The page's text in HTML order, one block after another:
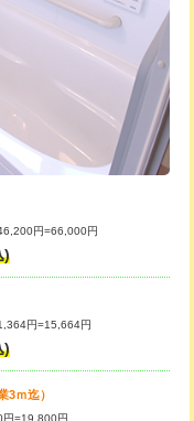
33,000円
8,800円
22,000円
33,000円
33,000円
円=66,000円
)
円=15,664円
)
3ｍ迄）
円=19,800円